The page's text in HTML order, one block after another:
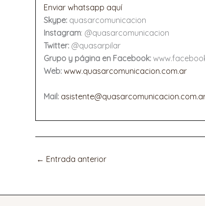
Enviar whatsapp aquí
Skype: quasarcomunicacion
Instagram: @quasarcomunicacion
Twitter: @quasarpilar
Grupo y página en Facebook:
Web: www.quasarcomunicacion.com.ar
Mail: asistente
← Entrada anterior